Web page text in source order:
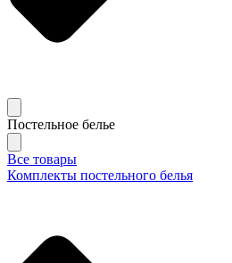
Постельное белье
Все товары
Комплекты постельного белья